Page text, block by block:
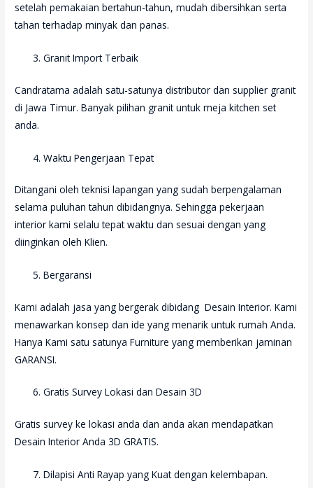
setelah pemakaian bertahun-tahun, mudah dibersihkan serta
tahan terhadap minyak dan panas.
Granit Import Terbaik
Candratama adalah satu-satunya distributor dan supplier granit
di Jawa Timur. Banyak pilihan granit untuk meja kitchen set
anda.
Waktu Pengerjaan Tepat
Ditangani oleh teknisi lapangan yang sudah berpengalaman
selama puluhan tahun dibidangnya. Sehingga pekerjaan
interior kami selalu tepat waktu dan sesuai dengan yang
diinginkan oleh Klien.
Bergaransi
Kami adalah jasa yang bergerak dibidang Desain Interior. Kami
menawarkan konsep dan ide yang menarik untuk rumah Anda.
Hanya Kami satu satunya Furniture yang memberikan jaminan
GARANSI.
Gratis Survey Lokasi dan Desain 3D
Gratis survey ke lokasi anda dan anda akan mendapatkan
Desain Interior Anda 3D GRATIS.
Dilapisi Anti Rayap yang Kuat dengan kelembapan.